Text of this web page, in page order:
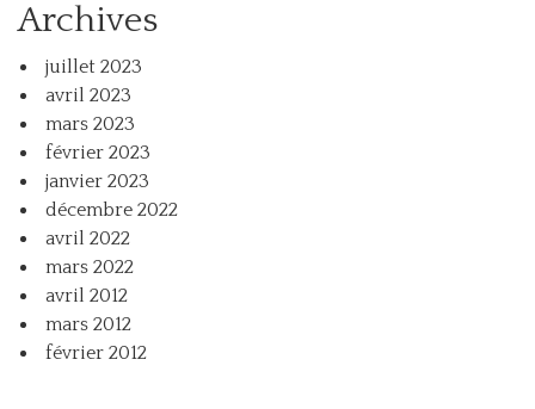
Archives
juillet 2023
avril 2023
mars 2023
février 2023
janvier 2023
décembre 2022
avril 2022
mars 2022
avril 2012
mars 2012
février 2012